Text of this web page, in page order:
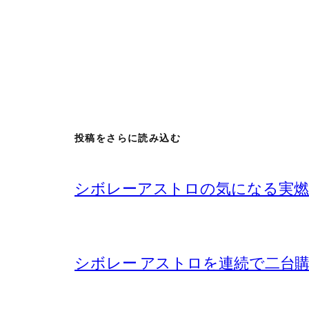
投稿をさらに読み込む
シボレーアストロの気になる実
シボレー アストロを連続で二台購